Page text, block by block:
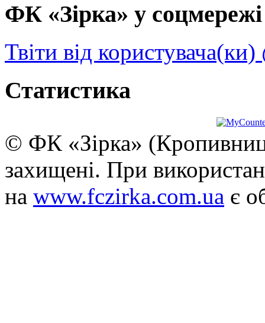
ФК «Зірка» у
Твіти від
Статистика
© ФК «Зірка»
захищені. При
на www.fczirka.com.ua є